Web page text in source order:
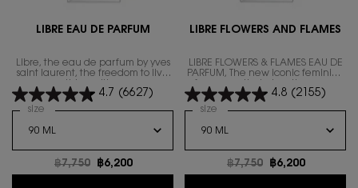
LIBRE EAU DE PARFUM
Libre, the eau de parfum by yves
saint laurent, the freedom to live
4.7 (6627)
Select a
size for Libre Eau de Parfum
Old price
฿7,750 New price
฿6,200
LIBRE FLOWERS AND FLAMES
LIBRE FLOWERS & FLAMES EAU DE
PARFUM, The new iconic feminine
floral scent.
4.8 (2155)
Select a
size for LIBRE FLOWERS AND
Old price
฿7,750 New price
฿6,200